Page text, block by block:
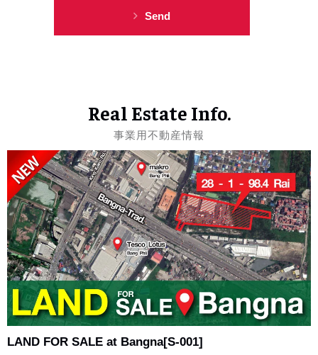
Send
Real Estate Info.
事業用不動産情報
LAND FOR SALE at Bangna[S-001]